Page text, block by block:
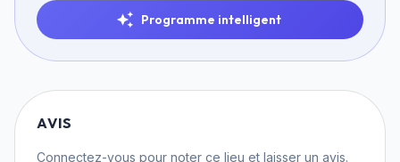
Programme intelligent
AVIS
Connectez-vous pour noter ce lieu et laisser un avis.